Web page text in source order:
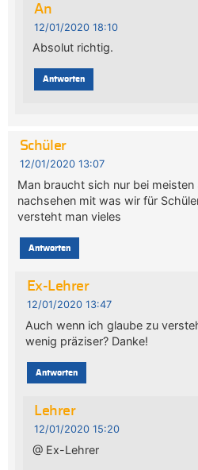
An
12/01/2020 18:10
Absolut richtig.
Antworten
Schüler
12/01/2020 13:07
Man braucht sich nur bei meisten
nachsehen mit was wir für
versteht man vieles
Antworten
Ex-Lehrer
12/01/2020 13:47
Auch wenn ich glaube zu
wenig präziser? Danke!
Antworten
Lehrer
12/01/2020 15:20
@ Ex-Lehrer